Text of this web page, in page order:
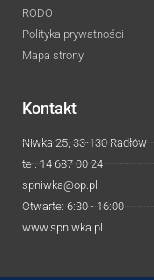
RODO
Polityka prywatności
Mapa strony
Kontakt
Niwka 25, 33-130 Radłów
tel. 14 687 00 24
spniwka@op.pl
Otwarte: 6:30 - 16:00
www.spniwka.pl